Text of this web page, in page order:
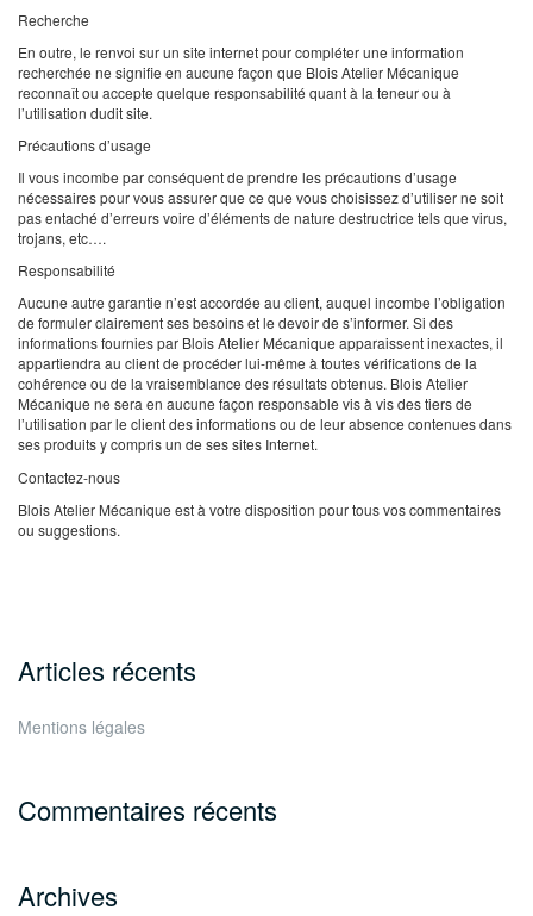
Recherche
En outre, le renvoi sur un site internet pour compléter une information
recherchée ne signifie en aucune façon que Blois Atelier Mécanique
reconnaît ou accepte quelque responsabilité quant à la teneur ou à
l’utilisation dudit site.
Précautions d’usage
Il vous incombe par conséquent de prendre les précautions d’usage
nécessaires pour vous assurer que ce que vous choisissez d’utiliser ne soit
pas entaché d’erreurs voire d’éléments de nature destructrice tels que virus,
trojans, etc….
Responsabilité
Aucune autre garantie n’est accordée au client, auquel incombe l’obligation
de formuler clairement ses besoins et le devoir de s’informer. Si des
informations fournies par Blois Atelier Mécanique apparaissent inexactes, il
appartiendra au client de procéder lui-même à toutes vérifications de la
cohérence ou de la vraisemblance des résultats obtenus. Blois Atelier
Mécanique ne sera en aucune façon responsable vis à vis des tiers de
l’utilisation par le client des informations ou de leur absence contenues dans
ses produits y compris un de ses sites Internet.
Contactez-nous
Blois Atelier Mécanique est à votre disposition pour tous vos commentaires
ou suggestions.
Articles récents
Mentions légales
Commentaires récents
Archives